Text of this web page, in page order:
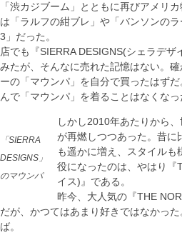
「渋カジブーム」とともに再びアメリ
は「ラルフの紺ブレ」や「バンソンの
3」だった。
店でも『SIERRA DESIGNS(シェラデ
みたが、そんなに売れた記憶はない。
ーの「マウンパ」を自分で買ったはず
んで「マウンパ」を着ることはなくなっ
「SIERRA
DESIGNS」
のマウンパ
しかし2010年あたりから
が再燃しつつあった。昔に
も遥かに増え、スタイルも
役になったのは、やはり『
イス)』である。
昨今、大人気の『THE
だが、かつてはあまり好きではなかっ
ば。